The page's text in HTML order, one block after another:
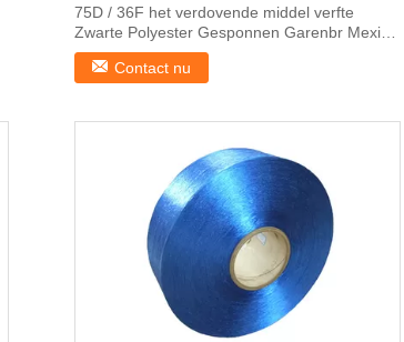
75D / 36F het verdovende middel verfte
Zwarte Polyester Gesponnen Garenbr Mexico
Markt voor Geweven ...
Contact nu